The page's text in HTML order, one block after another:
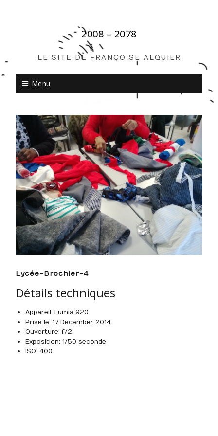
2008 – 2078
LE SITE DE FRANÇOISE ALQUIER
Menu
Lycée-Brochier-4
Détails techniques
Appareil : Lumia 920
Prise le : 17 December 2014
Ouverture : f/2
Exposition : 1/50 seconde
ISO : 400